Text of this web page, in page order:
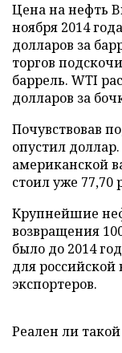
Цена на нефть
ноября 2014
долларов за
торгов
баррель. WTI
долларов за
Почувствовав
опустил
американской
стоил уже 77,70
Крупнейшие
возвращения
было до 2014
для
экспортеров.
Реален ли